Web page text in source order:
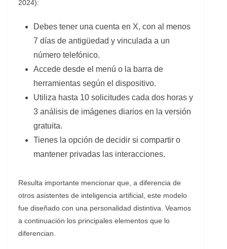
2024):
Debes tener una cuenta en X, con al menos
7 días de antigüedad y vinculada a un
número telefónico.
Accede desde el menú o la barra de
herramientas según el dispositivo.
Utiliza hasta 10 solicitudes cada dos horas y
3 análisis de imágenes diarios en la versión
gratuita.
Tienes la opción de decidir si compartir o
mantener privadas las interacciones.
Resulta importante mencionar que, a diferencia de
otros asistentes de inteligencia artificial, este modelo
fue diseñado con una personalidad distintiva. Veamos
a continuación los principales elementos que lo
diferencian.